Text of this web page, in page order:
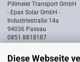
Diese Webseite
Pillmeier Transport GmbH
- Epax Solar GmbH -
Industriestraße 14a
94036 Passau
0851 8818187